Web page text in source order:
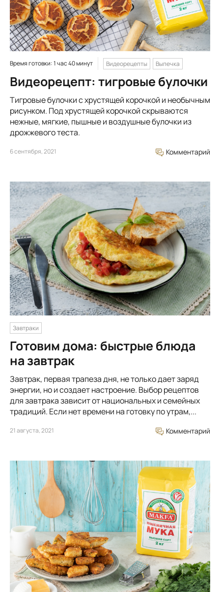
Время готовки: 1 час 40 минут Видеорецепты Выпечка
Видеорецепт: тигровые булочки
Тигровые булочки с хрустящей корочкой и необычным
рисунком. Под хрустящей корочкой скрываются
нежные, мягкие, пышные и воздушные булочки из
дрожжевого теста.
6 сентября, 2021 Комментарий
Завтраки
Готовим дома: быстрые блюда
на завтрак
Завтрак, первая трапеза дня, не только дает заряд
энергии, но и создает настроение. Выбор рецептов
для завтрака зависит от национальных и семейных
традиций. Если нет времени на готовку по утрам,...
21 августа, 2021 Комментарий